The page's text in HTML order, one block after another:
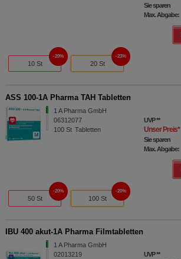
Sie sparen
Max. Abgabe:
10 St
20%
20 St
23%
ASS 100-1A Pharma TAH Tabletten
1 A Pharma GmbH
06312077
100 St Tabletten
UVP**
Unser Preis*
Sie sparen
Max. Abgabe:
50 St
20%
100 St
20%
IBU 400 akut-1A Pharma Filmtabletten
1 A Pharma GmbH
02013219
UVP**